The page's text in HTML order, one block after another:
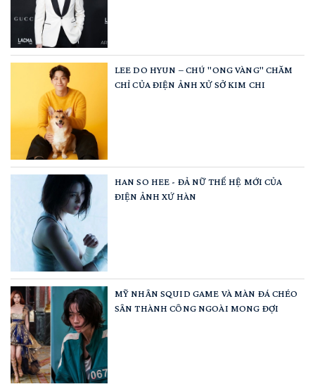
LEE DO HYUN – CHÚ "ONG VÀNG" CHĂM
CHỈ CỦA ĐIỆN ẢNH XỬ SỞ KIM CHI
HAN SO HEE - ĐẢ NỮ THẾ HỆ MỚI CỦA
ĐIỆN ẢNH XỨ HÀN
MỸ NHÂN SQUID GAME VÀ MÀN ĐÁ CHÉO
SÂN THÀNH CÔNG NGOÀI MONG ĐỢI